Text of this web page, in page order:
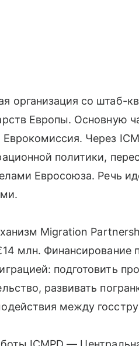
организация со штаб-
Европы. Основную
Через
политики,
Евросоюза. Речь
Migration
млн. Финансирование
подготовить
развивать
между